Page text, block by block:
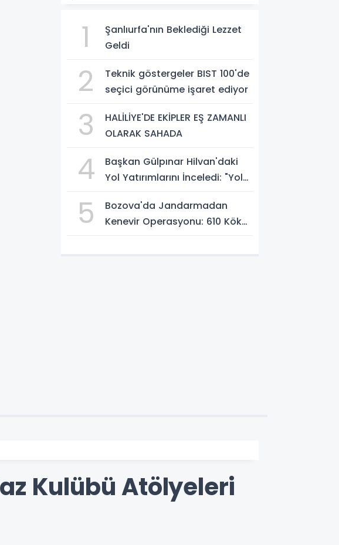
1
Şanlıurfa'nın Beklediği Lezzet
Geldi
2
Teknik göstergeler BIST 100'de
seçici görünüme işaret ediyor
3
HALİLİYE'DE EKİPLER EŞ ZAMANLI
OLARAK SAHADA
4
Başkan Gülpınar Hilvan'daki
Yol Yatırımlarını İnceledi: "Yol
5
Bozova'da Jandarmadan
Kenevir Operasyonu: 610 Kök
Kulübü Atölyeleri